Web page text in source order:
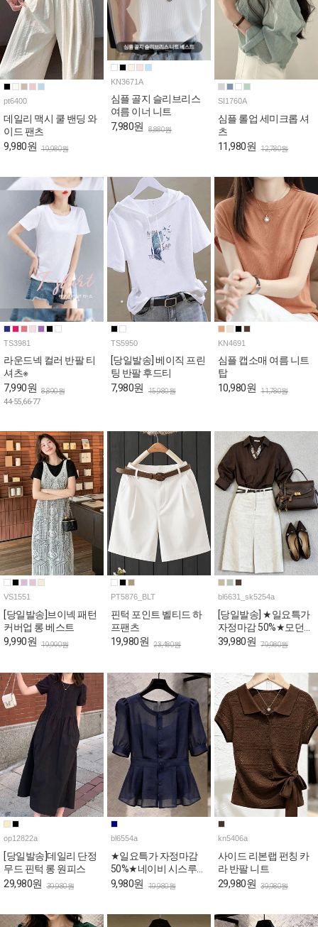
pt6400
데일리 맥시 쿨 밴딩 와
이드 팬츠
9,980원 19,980원
KN3671A
심플 골지 슬리브리스
여름 이너 니트
7,980원 8,880원
SI1760A
심플 롤업 세미크롭 셔
츠
11,980원 12,780원
TS3981
라운드넥 컬러 반팔 티
셔츠※
7,990원 8,890원
44-55,66-77
TS5950
[당일발송] 베이직 프린
팅 반팔 후드티
7,980원 15,980원
KN4691
심플 캡소매 여름 니트
탑
10,980원 11,780원
VS1551
[당일발송]브이넥 패턴
커버업 롱 베스트
9,990원 19,990원
PT5876_BLT
핀턱 포인트 벨티드 하
프팬츠
19,980원 23,480원
bl6631_sk5254a
[당일발송] ★일요특가
자정마감 50%★모던
오피스룩 블라우스&H
39,980원 79,980원
op12822a
[당일발송]데일리 단정
무드 핀턱 롱 원피스
29,980원 39,980원
bl6554a
★일요특가 자정마감
50%★네이비 시스루
퍼프 페플럼 블라우스
9,980원 19,980원
kn5406a
사이드 리본랩 펀칭 카
라 반팔 니트
29,980원 39,980원